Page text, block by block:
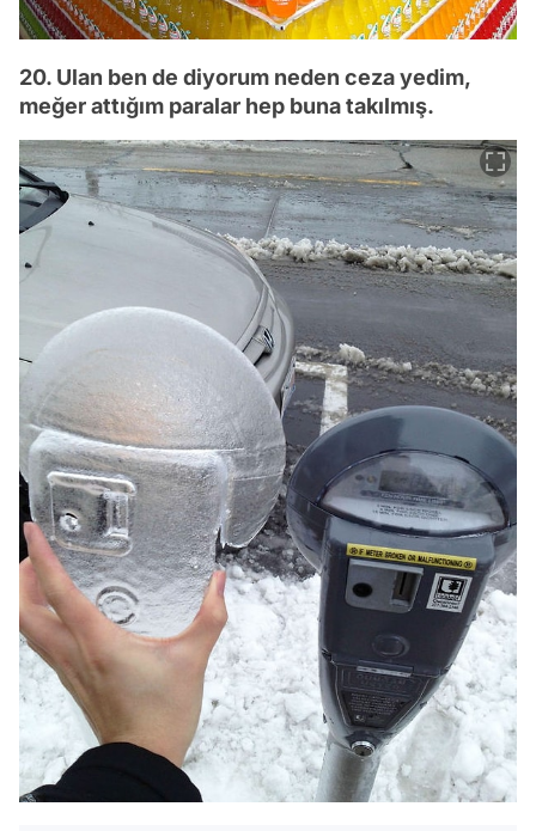
20. Ulan ben de diyorum neden ceza yedim,
meğer attığım paralar hep buna takılmış.